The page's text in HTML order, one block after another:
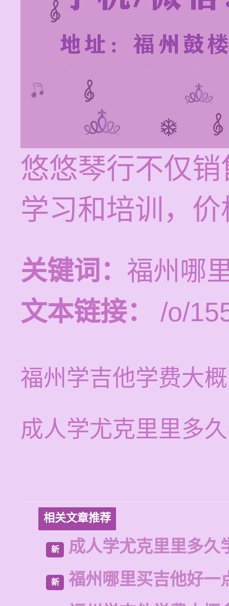
悠悠琴行不仅
学习和培训，
关键词： 福州哪
文本链接：
/o/
福州学吉他学费大
成人学尤克里里多
相关文章推荐
新 成人学尤克里里多久
新
福州哪里买吉他好一